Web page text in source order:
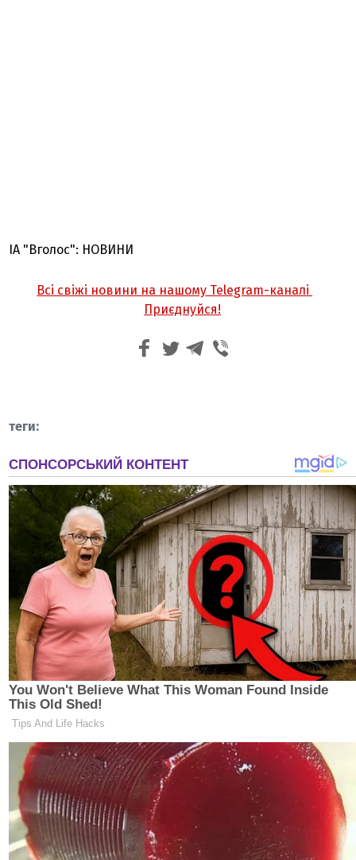
ІА "Вголос": НОВИНИ
Всі свіжі новини на нашому Telegram-каналі
Приєднуйся!